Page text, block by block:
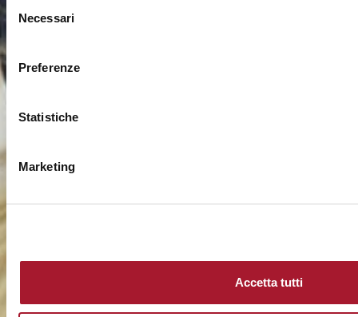
del
consenso
Necessari
Preferenze
Statistiche
Marketing
Accetta tutti